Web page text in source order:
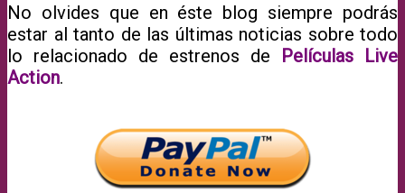
No olvides que en éste blog siempre podrás
estar al tanto de las últimas noticias sobre todo
lo relacionado de estrenos de Películas Live
Action.